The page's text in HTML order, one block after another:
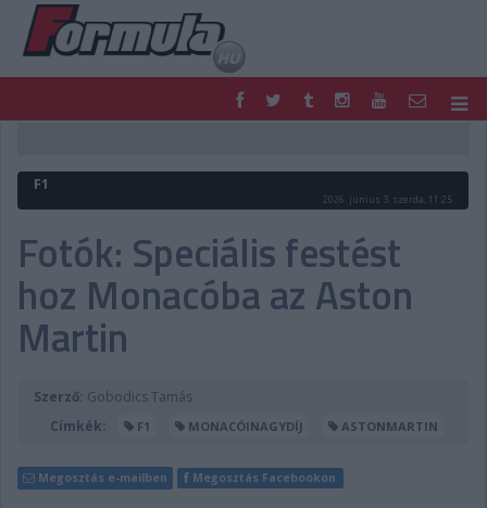
FORMULA
MOTOR
PODCAST
SHOP
LIVE
TIPPJÁTÉK
DIGITÁLIS MAGAZIN
PONTÁLLÁSOK
VERSENYNAPTÁRAK
F1
2026. június 3. szerda, 11:25
Fotók: Speciális festést
hoz Monacóba az Aston
Martin
Szerző: Gobodics Tamás
Címkék:
F1 MONACÓINAGYDÍJ ASTONMARTIN
Megosztás e-mailben Megosztás Facebookon